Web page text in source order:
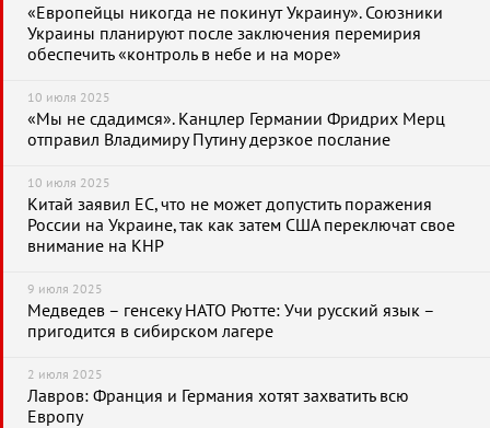
«Европейцы никогда не покинут Украину». Союзники
Украины планируют после заключения перемирия
обеспечить «контроль в небе и на море»
10 июля 2025
«Мы не сдадимся». Канцлер Германии Фридрих Мерц
отправил Владимиру Путину дерзкое послание
10 июля 2025
Китай заявил ЕС, что не может допустить поражения
России на Украине, так как затем США переключат свое
внимание на КНР
9 июля 2025
Медведев – генсеку НАТО Рютте: Учи русский язык –
пригодится в сибирском лагере
2 июля 2025
Лавров: Франция и Германия хотят захватить всю
Европу